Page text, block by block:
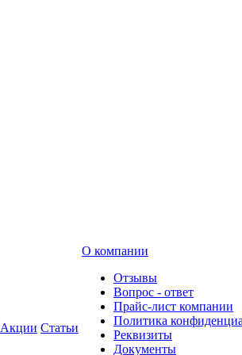
Акции Статьи
О компании
Отзывы
Вопрос - ответ
Прайс-лист компании
Политика
Реквизиты
Документы